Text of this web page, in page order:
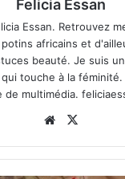
Felicia Essan
Essan. Retrouvez
africains et
beauté. Je suis
touche à la féminité.
de multimédia.
Website